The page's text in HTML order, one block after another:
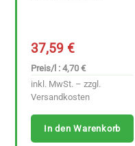
37,59€
Preis/l : 4,70 €
inkl. MwSt. – zzgl.
Versandkosten
In den Warenkorb